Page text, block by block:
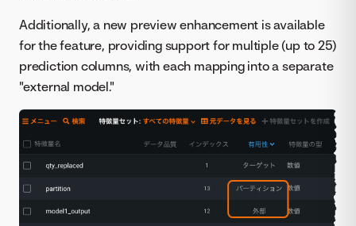
Additionally, a new preview enhancement is available
for the feature, providing support for multiple (up to 25)
prediction columns, with each mapping into a separate
"external model."